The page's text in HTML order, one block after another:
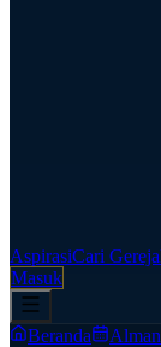
AspirasiCari Gereja
Masuk
Beranda